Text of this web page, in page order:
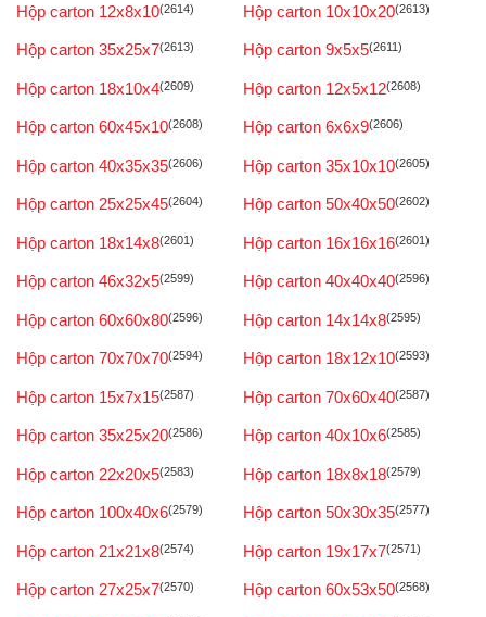
Hộp carton 12x8x10(2614) Hộp carton 10x10x20(2613)
Hộp carton 35x25x7(2613) Hộp carton 9x5x5(2611)
Hộp carton 18x10x4(2609) Hộp carton 12x5x12(2608)
Hộp carton 60x45x10(2608) Hộp carton 6x6x9(2606)
Hộp carton 40x35x35(2606) Hộp carton 35x10x10(2605)
Hộp carton 25x25x45(2604) Hộp carton 50x40x50(2602)
Hộp carton 18x14x8(2601) Hộp carton 16x16x16(2601)
Hộp carton 46x32x5(2599) Hộp carton 40x40x40(2596)
Hộp carton 60x60x80(2596) Hộp carton 14x14x8(2595)
Hộp carton 70x70x70(2594) Hộp carton 18x12x10(2593)
Hộp carton 15x7x15(2587) Hộp carton 70x60x40(2587)
Hộp carton 35x25x20(2586) Hộp carton 40x10x6(2585)
Hộp carton 22x20x5(2583) Hộp carton 18x8x18(2579)
Hộp carton 100x40x6(2579) Hộp carton 50x30x35(2577)
Hộp carton 21x21x8(2574) Hộp carton 19x17x7(2571)
Hộp carton 27x25x7(2570) Hộp carton 60x53x50(2568)